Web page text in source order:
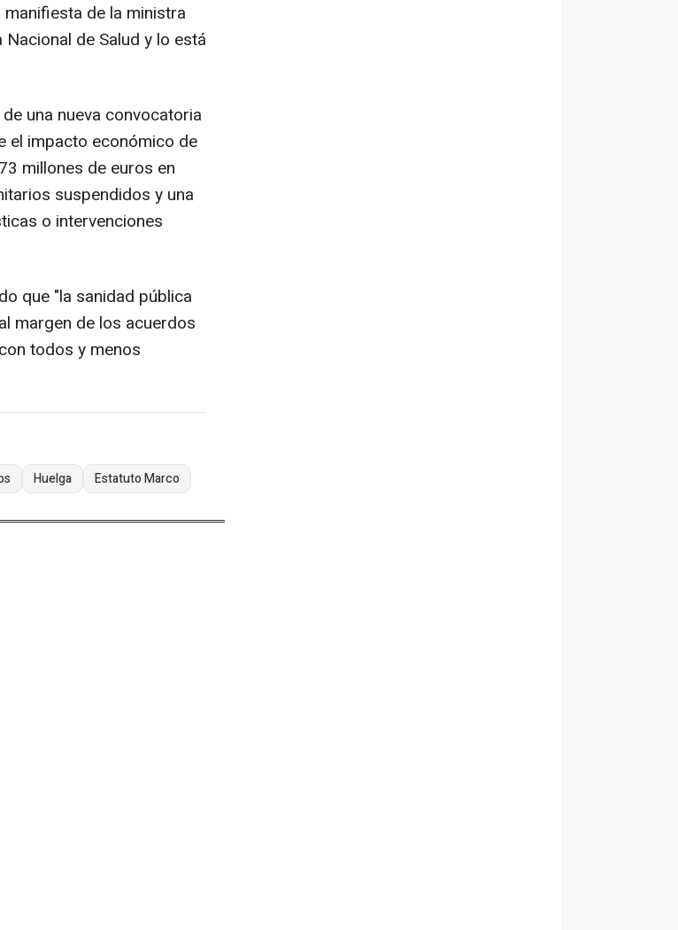
de la ministra
de Salud y lo está
una nueva convocatoria
el impacto económico de
millones de euros en
suspendidos y una
o intervenciones
que "la sanidad pública
margen de los acuerdos
todos y menos
Huelga Estatuto Marco